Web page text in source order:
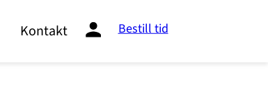
Kontakt Bestill tid